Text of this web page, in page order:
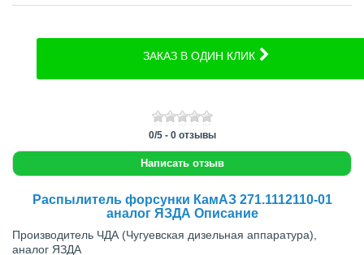
ЗАКАЗ В ОДИН КЛИК
0/5- 0отзывы
Написать отзыв
Распылитель форсунки КамАЗ 271.1112110-01
аналог ЯЗДА Описание
Производитель ЧДА (Чугуевская дизельная аппаратура),
аналог ЯЗДА